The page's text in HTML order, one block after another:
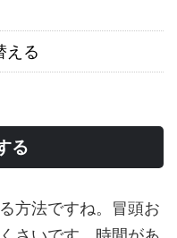
える
る
方法ですね。冒頭お